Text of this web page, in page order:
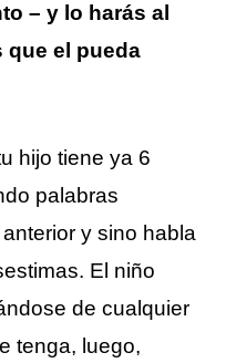
– y lo harás al
que el pueda
hijo tiene ya 6
palabras
y sino habla
El niño
de cualquier
tenga, luego,